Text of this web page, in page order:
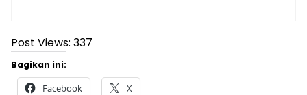
Post Views: 337
Bagikan ini:
Facebook X